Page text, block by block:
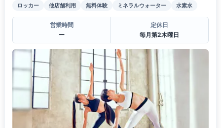
ロッカー
他店舗利用 無料体験 ミネラルウォーター 水素水
営業時間
ー
定休日
毎月第2木曜日